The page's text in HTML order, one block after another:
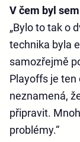
V čem byl
„Bylo to tak o
technika byla
samozřejmě
Playoffs je ten
neznamená,
připravit.
problémy.“